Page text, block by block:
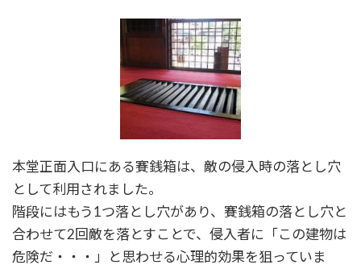
本堂正面入口にある賽銭箱は、敵の侵入時の落とし穴
として利用されました。
階段にはもう1つ落とし穴があり、賽銭箱の落とし穴と
合わせて2回敵を落とすことで、侵入者に「この建物は
危険だ・・・」と思わせる心理的効果を狙っていま